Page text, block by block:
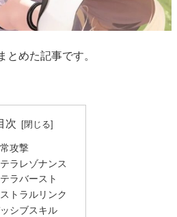
とめた記事です。
次
攻撃
ラレゾナンス
ラバースト
トラルリンク
シブスキル